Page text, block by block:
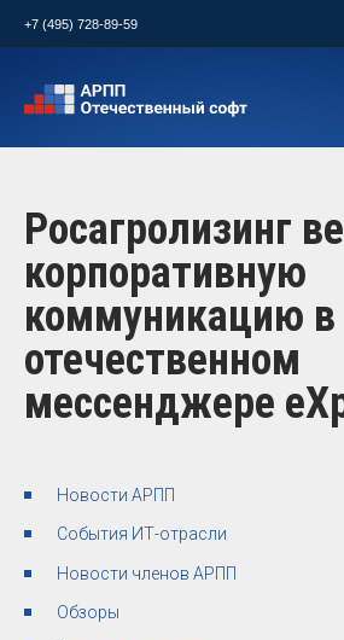
+7 (495) 728-89-59
Росагролизинг
корпоративную
коммуникацию в
отечественном
мессенджере
Новости АРПП
События ИТ-отрасли
Новости членов АРПП
Обзоры